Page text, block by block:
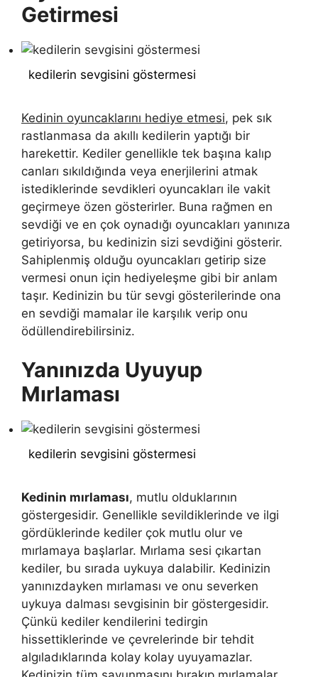
Getirmesi
kedilerin sevgisini göstermesi
Kedinin oyuncaklarını hediye etmesi, pek sık
rastlanmasa da akıllı kedilerin yaptığı bir
harekettir. Kediler genellikle tek başına kalıp
canları sıkıldığında veya enerjilerini atmak
istediklerinde sevdikleri oyuncakları ile vakit
geçirmeye özen gösterirler. Buna rağmen en
sevdiği ve en çok oynadığı oyuncakları yanınıza
getiriyorsa, bu kedinizin sizi sevdiğini gösterir.
Sahiplenmiş olduğu oyuncakları getirip size
vermesi onun için hediyeleşme gibi bir anlam
taşır. Kedinizin bu tür sevgi gösterilerinde ona
en sevdiği mamalar ile karşılık verip onu
ödüllendirebilirsiniz.
Yanınızda Uyuyup
Mırlaması
kedilerin sevgisini göstermesi
Kedinin mırlaması, mutlu olduklarının
göstergesidir. Genellikle sevildiklerinde ve ilgi
gördüklerinde kediler çok mutlu olur ve
mırlamaya başlarlar. Mırlama sesi çıkartan
kediler, bu sırada uykuya dalabilir. Kedinizin
yanınızdayken mırlaması ve onu severken
uykuya dalması sevgisinin bir göstergesidir.
Çünkü kediler kendilerini tedirgin
hissettiklerinde ve çevrelerinde bir tehdit
algıladıklarında kolay kolay uyuyamazlar.